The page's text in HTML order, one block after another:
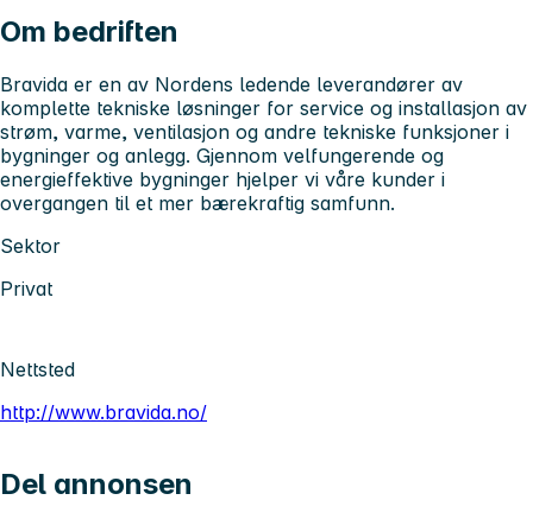
Om bedriften
Bravida er en av Nordens ledende leverandører av
komplette tekniske løsninger for service og installasjon av
strøm, varme, ventilasjon og andre tekniske funksjoner i
bygninger og anlegg. Gjennom velfungerende og
energieffektive bygninger hjelper vi våre kunder i
overgangen til et mer bærekraftig samfunn.
Sektor
Privat
Nettsted
http://www.bravida.no/
Del annonsen